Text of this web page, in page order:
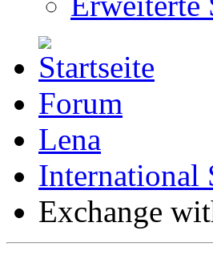
Forum
Lena
International
Exchange